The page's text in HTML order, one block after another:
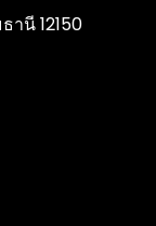
านี 12150